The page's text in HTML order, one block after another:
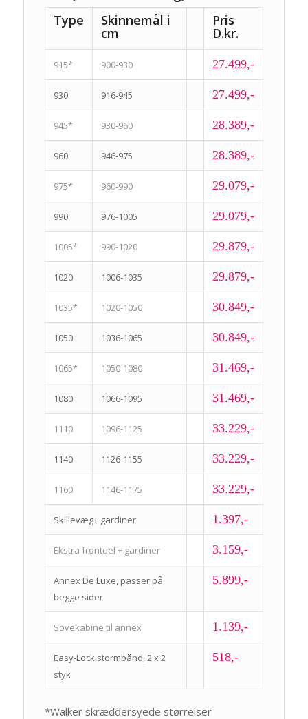
Type Skinnemål i
cm
Pris
D.kr.
915* 900-930 27.499,-
930 916-945 27.499,-
945* 930-960 28.389,-
960 946-975 28.389,-
975* 960-990 29.079,-
990 976-1005 29.079,-
1005* 990-1020 29.879,-
1020 1006-1035 29.879,-
1035* 1020-1050 30.849,-
1050 1036-1065 30.849,-
1065* 1050-1080 31.469,-
1080 1066-1095 31.469,-
1110 1096-1125 33.229,-
1140 1126-1155 33.229,-
1160 1146-1175 33.229,-
Skillevæg+ gardiner 1.397,-
Ekstra frontdel + gardiner 3.159,-
Annex De Luxe, passer på
begge sider
5.899,-
Sovekabine til annex 1.139,-
Easy-Lock stormbånd, 2 x 2
styk
518,-
*Walker skræddersyede størrelser